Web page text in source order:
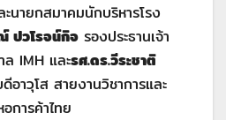
นายกสมาคมนักบริหารโรง
ปวโรจน์กิจ รองประธานเจ้า
ล IMH และรศ.ดร.วีระชาติ
อาวุโส สายงานวิชาการและ
การค้าไทย